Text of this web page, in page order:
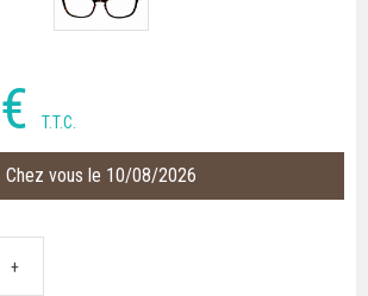
€ T.T.C.
Chez vous le 10/08/2026